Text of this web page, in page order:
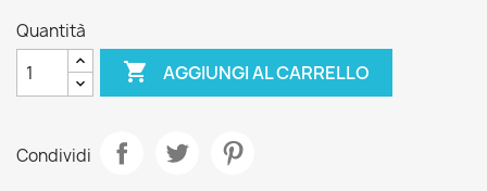
Quantità
 AGGIUNGI AL CARRELLO
Condividi